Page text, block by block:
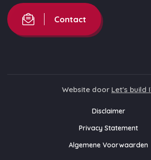
Contact
Website door Let's build
Disclaimer
Privacy Statement
Algemene Voorwaarden